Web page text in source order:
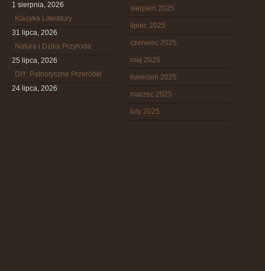
1 sierpnia, 2026
Klasyka Literatury
31 lipca, 2026
Natura i Dzika Przyroda
25 lipca, 2026
DIY: Patriotyczne Przeróbki
24 lipca, 2026
sierpień 2025
lipiec 2025
czerwiec 2025
maj 2025
kwiecień 2025
marzec 2025
luty 2025